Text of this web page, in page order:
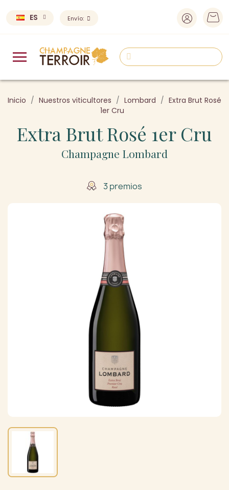
ES Envío:
Inicio Nuestros viticultores Lombard
Extra Brut Rosé
1er Cru
Extra Brut Rosé 1er Cru
Champagne Lombard
3 premios